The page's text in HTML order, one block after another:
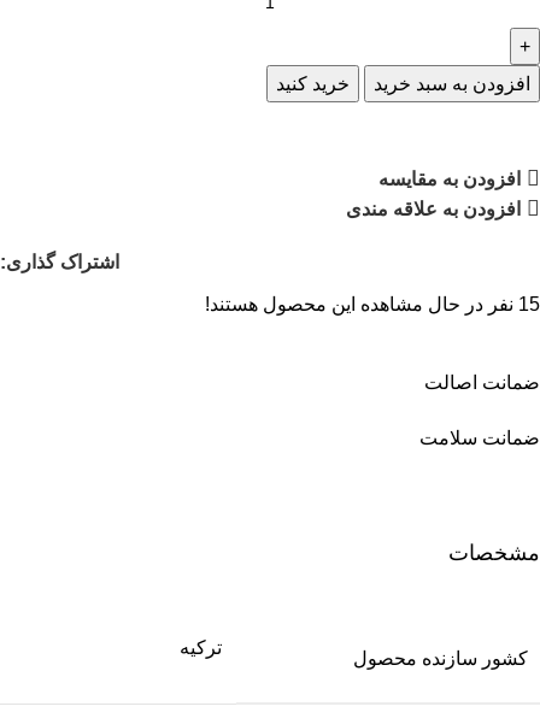
افزودن به سبد خرید خرید کنید
افزودن به مقایسه
افزودن به علاقه مندی
اشتراک گذاری:
15 نفر در حال مشاهده این محصول هستند!
ضمانت اصالت
ضمانت سلامت
مشخصات
کشور سازنده محصول
ترکیه